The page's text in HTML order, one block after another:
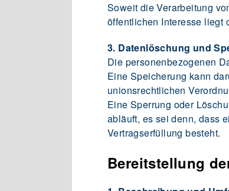
Soweit die Verarbeitung
öffentlichen Interesse liegt
3. Datenlöschung und
Die personenbezogenen
Eine Speicherung kann
unionsrechtlichen
Eine Sperrung oder
abläuft, es sei denn, dass
Vertragserfüllung besteht.
Bereitstellung